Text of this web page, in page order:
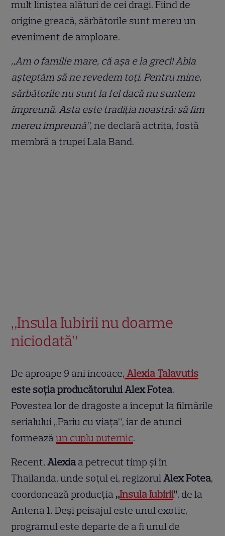
mult liniștea alături de cei dragi. Fiind de
origine greacă, sărbătorile sunt mereu un
eveniment de amploare.
„Am o familie mare, că așa e la greci! Abia
așteptăm să ne revedem toți. Pentru mine,
sărbătorile nu sunt la fel dacă nu suntem
împreună. Asta este tradiția noastră: să fim
mereu împreună”, ne declară actrița, fostă
membră a trupei Lala Band.
„Insula Iubirii nu doarme
niciodată”
De aproape 9 ani încoace, Alexia Țalavutis
este soția producătorului Alex Fotea.
Povestea lor de dragoste a început la filmările
serialului „Pariu cu viața”, iar de atunci
formeazăun cuplu puternic.
Recent,Alexia a petrecut timp și în
Thailanda, unde soțul ei, regizorulAlex Fotea,
coordonează producția „Insula Iubirii”, de la
Antena 1. Deși peisajul este unul exotic,
programul este departe de a fi unul de